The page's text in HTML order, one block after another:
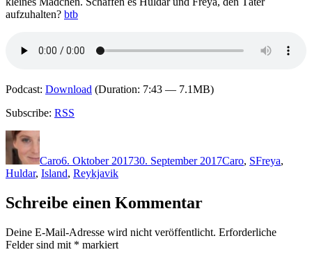
aufzuhalten? btb
Podcast: Download (Duration: 7:43 — 7.1MB)
Subscribe: RSS
Autor
Caro6. Oktober 201730. September 2017Caro, SFreya,
Huldar, Island, Reykjavik
Schreibe einen Kommentar
Deine E-Mail-Adresse wird nicht veröffentlicht. Erforderliche
Felder sind mit * markiert